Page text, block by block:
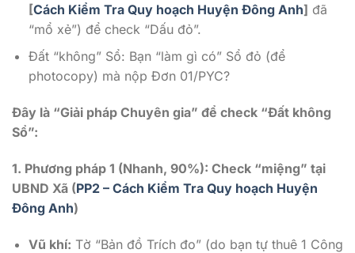
[Cách Kiểm Tra Quy hoạch Huyện Đông Anh] đã
“mổ xẻ”) để check “Dấu đỏ”.
Đất “không” Sổ: Bạn “làm gì có” Sổ đỏ (để
photocopy) mà nộp Đơn 01/PYC?
Đây là “Giải pháp Chuyên gia” để check “Đất không
Sổ”:
1. Phương pháp 1 (Nhanh, 90%): Check “miệng” tại
UBND Xã (PP2 – Cách Kiểm Tra Quy hoạch Huyện
Đông Anh)
Vũ khí: Tờ “Bản đồ Trích đo” (do bạn tự thuê 1 Công